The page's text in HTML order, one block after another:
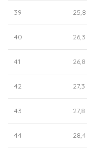
39 25,8
40 26,3
41 26,8
42 27,3
43 27,8
44 28,4